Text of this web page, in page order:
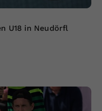
U18 in Neudörfl